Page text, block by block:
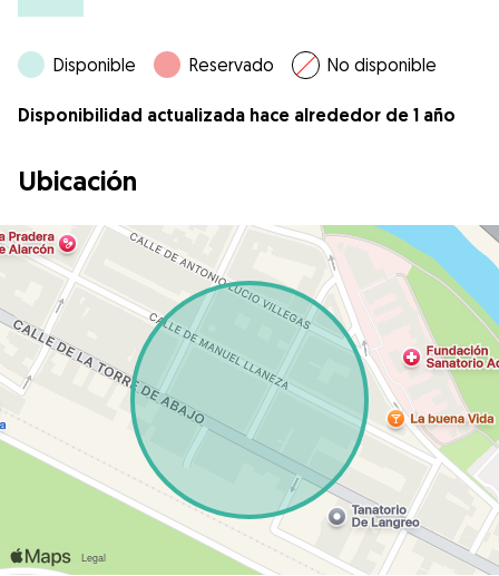
Disponible Reservado No disponible
Disponibilidad actualizada hace alrededor de 1 año
Ubicación